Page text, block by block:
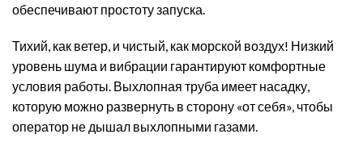
обеспечивают простоту запуска.
Тихий, как ветер, и чистый, как морской воздух! Низкий
уровень шума и вибрации гарантируют комфортные
условия работы. Выхлопная труба имеет насадку,
которую можно развернуть в сторону «от себя», чтобы
оператор не дышал выхлопными газами.